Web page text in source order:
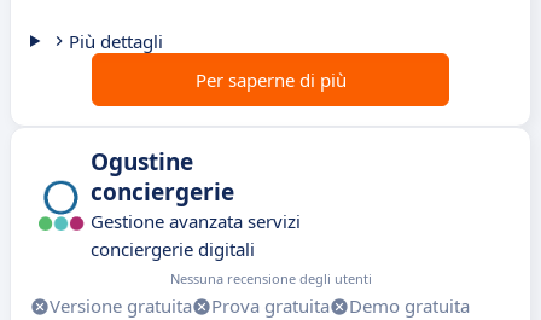
Più dettagli
Per saperne di più
Ogustine
conciergerie
Gestione avanzata servizi
conciergerie digitali
Nessuna recensione degli utenti
Versione gratuita Prova gratuita
Demo gratuita